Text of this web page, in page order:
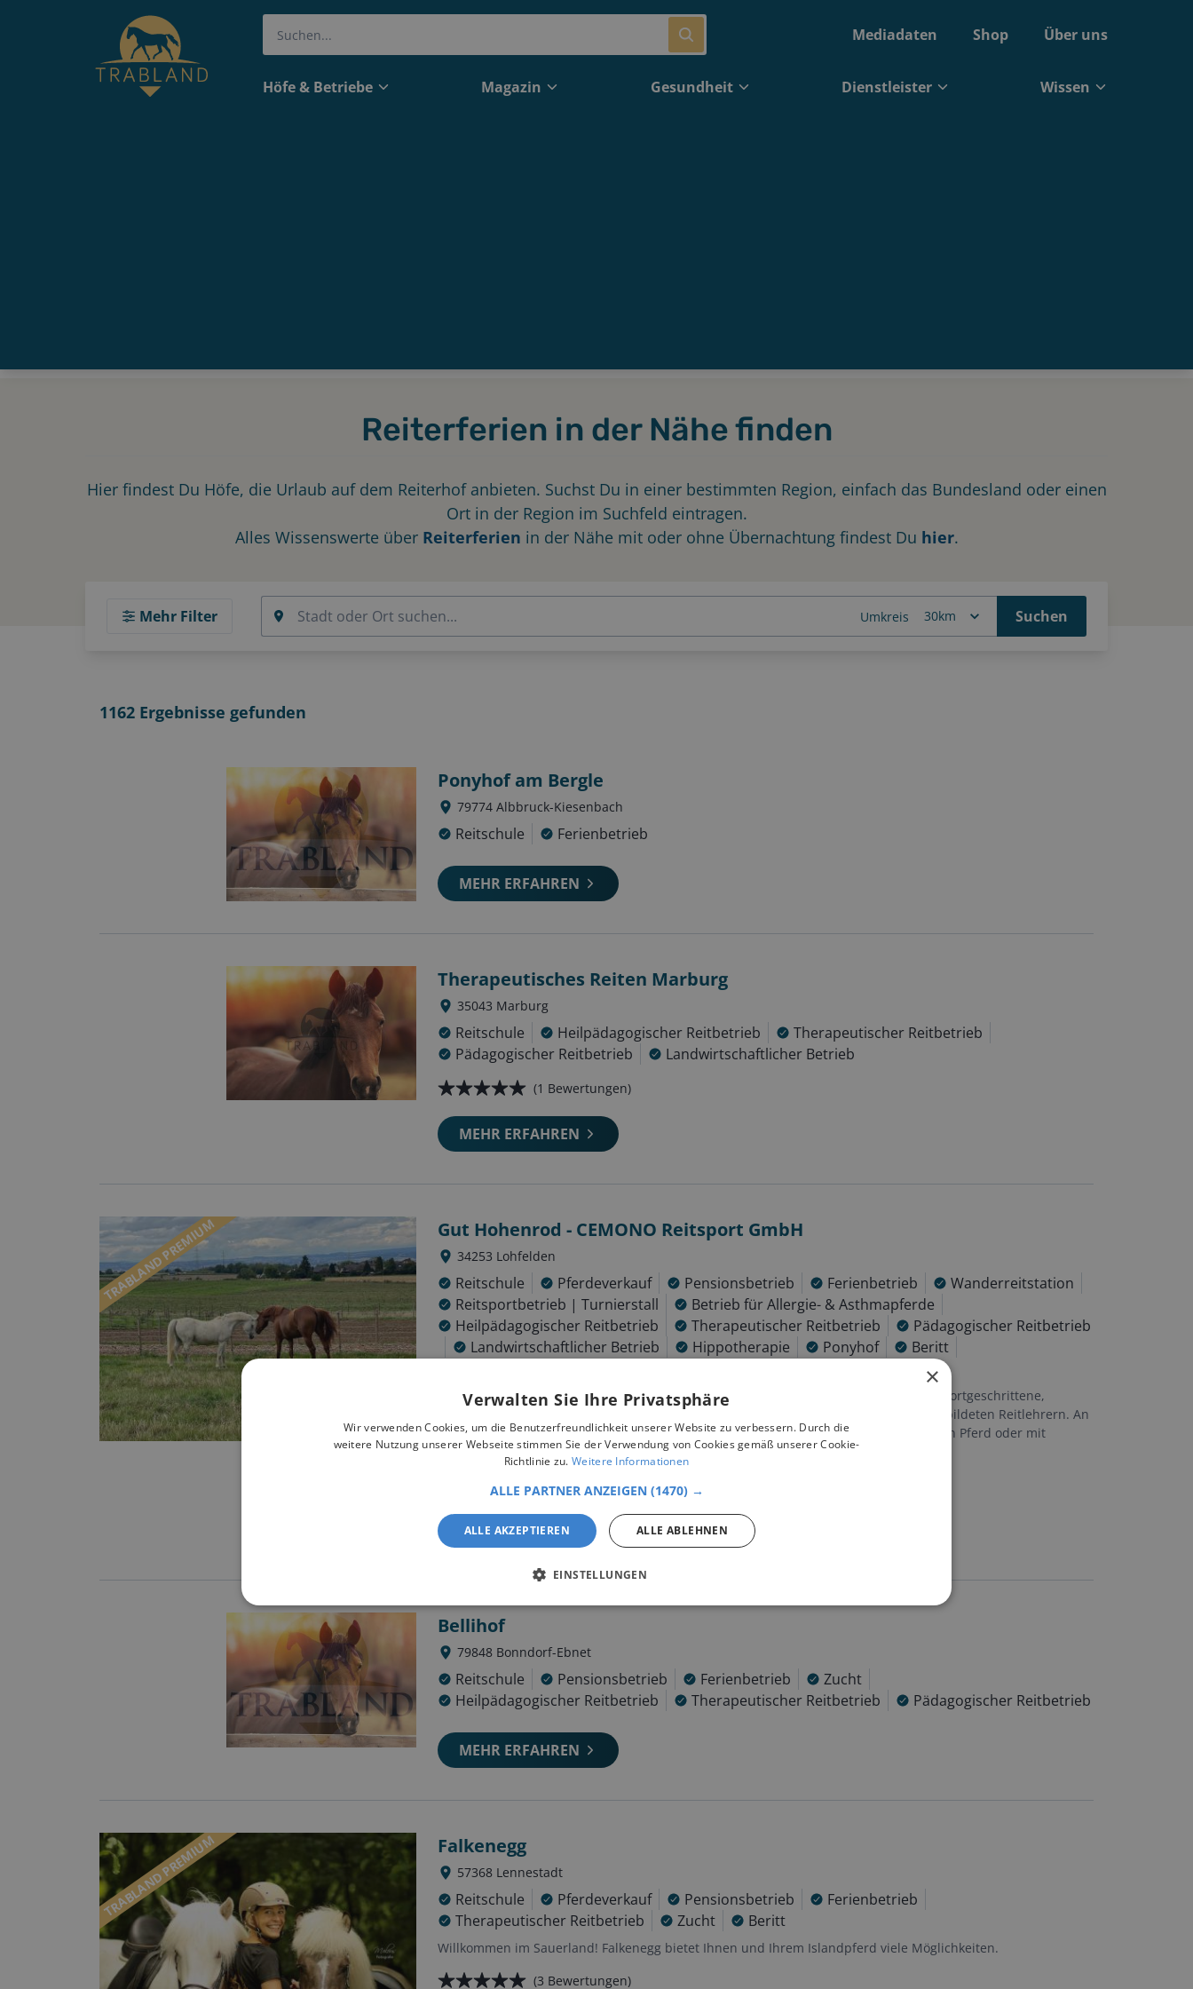
Mediadaten Shop Über uns
Höfe & Betriebe Magazin Gesundheit Dienstleister Wissen
Reiterferien in der Nähe finden
Hier findest Du Höfe, die Urlaub auf dem Reiterhof anbieten. Suchst Du in einer bestimmten Region, einfach das Bundesland oder einen
Ort in der Region im Suchfeld eintragen.
Alles Wissenswerte über Reiterferien in der Nähe mit oder ohne Übernachtung findest Du hier.
Mehr Filter Umkreis Suchen
1162 Ergebnisse gefunden
Ponyhof am Bergle
79774 Albbruck-Kiesenbach
Reitschule Ferienbetrieb
MEHR ERFAHREN
Therapeutisches Reiten Marburg
35043 Marburg
Reitschule Heilpädagogischer Reitbetrieb
Therapeutischer Reitbetrieb
Pädagogischer Reitbetrieb
Landwirtschaftlicher Betrieb
(1 Bewertungen)
MEHR ERFAHREN
TRABLAND PREMIUM Gut Hohenrod - CEMONO Reitsport GmbH
34253 Lohfelden
Reitschule Pferdeverkauf Pensionsbetrieb Ferienbetrieb
Wanderreitstation
Reitsportbetrieb | Turnierstall
Betrieb für Allergie- & Asthmapferde
Heilpädagogischer Reitbetrieb
Therapeutischer Reitbetrieb
Pädagogischer Reitbetrieb
Landwirtschaftlicher Betrieb
Hippotherapie Ponyhof
Beritt
Gut Hohenrod befindet sich in Lohfelden (Landkreis Kassel) und bietet für Anfänger, Fortgeschrittene,
Freizeitreitern bis hin zur Turniervorbereitung qualifizierten Reitunterricht bei ausgebildeten Reitlehrern. An
unserem Einzel-, Doppel- und Gruppenunterricht könnt ihr entweder mit dem eigenen Pferd oder mit
unseren Reitschulpferden teilnehmen.
(3Bewertungen)
MEHR ERFAHREN
Bellihof
79848 Bonndorf-Ebnet
Reitschule Pensionsbetrieb Ferienbetrieb
Zucht
Heilpädagogischer Reitbetrieb
Therapeutischer Reitbetrieb Pädagogischer Reitbetrieb
MEHR ERFAHREN
TRABLAND PREMIUM Falkenegg
57368 Lennestadt
Reitschule Pferdeverkauf Pensionsbetrieb
Ferienbetrieb
Therapeutischer Reitbetrieb
Zucht Beritt
Willkommen im Sauerland! Falkenegg bietet Ihnen und Ihrem Islandpferd viele Möglichkeiten.
(3 Bewertungen)
×
Verwalten Sie Ihre Privatsphäre
Wir verwenden Cookies, um die Benutzerfreundlichkeit unserer Website zu verbessern. Durch die
weitere Nutzung unserer Webseite stimmen Sie der Verwendung von Cookies gemäß unserer Cookie-
Richtlinie zu.Weitere Informationen
ALLE PARTNER ANZEIGEN (1470) →
ALLE AKZEPTIEREN ALLE ABLEHNEN
EINSTELLUNGEN